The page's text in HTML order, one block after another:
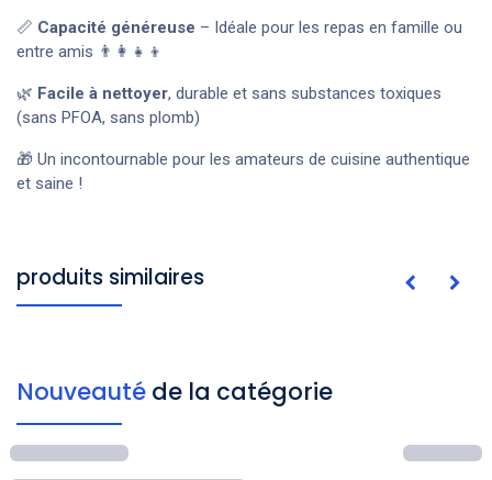
📏 Capacité généreuse – Idéale pour les repas en famille ou
entre amis 👨‍👩‍👧‍👦
🌿 Facile à nettoyer, durable et sans substances toxiques
(sans PFOA, sans plomb)
🎁 Un incontournable pour les amateurs de cuisine authentique
et saine !
produits similaires
Nouveauté de la catégorie